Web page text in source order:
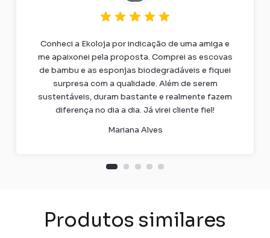
Conheci a Ekoloja por indicação de uma amiga e
me apaixonei pela proposta. Comprei as escovas
de bambu e as esponjas biodegradáveis e fiquei
surpresa com a qualidade. Além de serem
sustentáveis, duram bastante e realmente fazem
diferença no dia a dia. Já virei cliente fiel!
Mariana Alves
Produtos similares